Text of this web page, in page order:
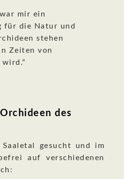
mir ein
für die Natur und
stehen
Zeiten von
des
gesucht und im
auf verschiedenen